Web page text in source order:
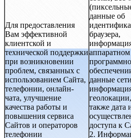
Для предоставления
Вам эффективной
клиентской и
технической поддержки
при возникновении
проблем, связанных с
использованием Сайта,
телефонии, онлайн-
чата, улучшение
качества работы и
повышения сервиса
Сайтов и операторов
телефонии
данные об
браузера,
данные
также дата
доступа к
2.